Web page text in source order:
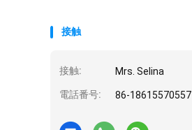
接触
接触: Mrs. Selina
電話番号: 86-18615570557